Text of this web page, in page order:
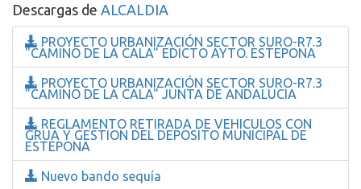
Descargas de ALCALDIA
PROYECTO URBANIZACIÓN SECTOR SURO-R7.3
"CAMINO DE LA CALA" EDICTO AYTO. ESTEPONA
PROYECTO URBANIZACIÓN SECTOR SURO-R7.3
"CAMINO DE LA CALA" JUNTA DE ANDALUCIA
REGLAMENTO RETIRADA DE VEHICULOS CON
GRUA Y GESTION DEL DEPOSITO MUNICIPAL DE
ESTEPONA
Nuevo bando sequía